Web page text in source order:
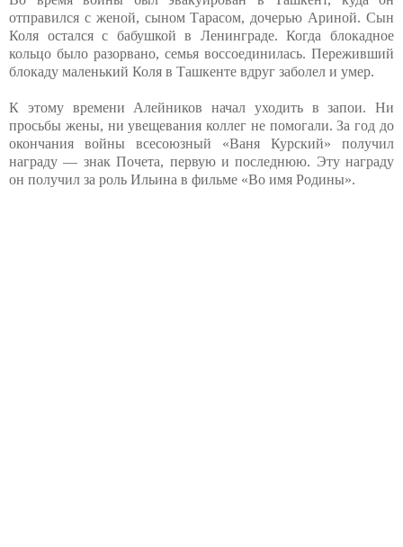
отправился с женой, сыном Тарасом, дочерью Ариной. Сын
Коля остался с бабушкой в Ленинграде. Когда блокадное
кольцо было разорвано, семья воссоединилась. Переживший
блокаду маленький Коля в Ташкенте вдруг заболел и умер.
К этому времени Алейников начал уходить в запои. Ни
просьбы жены, ни увещевания коллег не помогали. За год до
окончания войны всесоюзный «Ваня Курский» получил
награду — знак Почета, первую и последнюю. Эту награду
он получил за роль Ильина в фильме «Во имя Родины».